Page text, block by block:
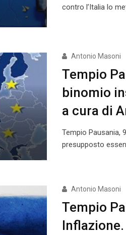
contro l’Italia lo
Antonio Masoni
Tempio
binomio
a cura di
Tempio Pausania,
presupposto
Antonio Masoni
Tempio